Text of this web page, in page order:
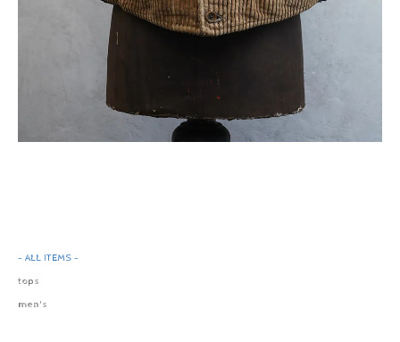
- ALL ITEMS -
tops
men's